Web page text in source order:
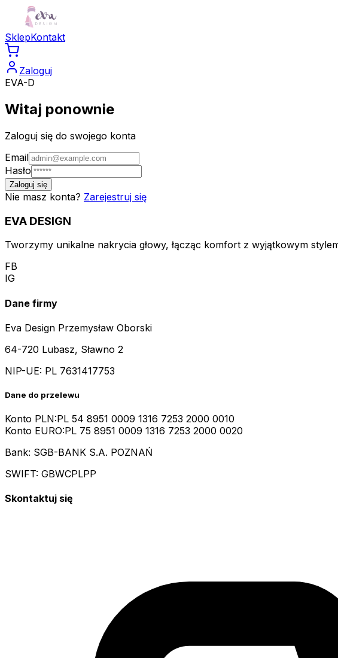
SklepKontakt
Zaloguj
EVA-D
Witaj ponownie
Zaloguj się do swojego konta
Email
Hasło
Zaloguj się
Nie masz konta? Zarejestruj się
EVA DESIGN
Tworzymy unikalne nakrycia głowy, łącząc komfort z wyjątkowym
FB
IG
Dane firmy
Eva Design Przemysław Oborski
64-720 Lubasz, Sławno 2
NIP-UE: PL 7631417753
Dane do przelewu
Konto PLN:PL 54 8951 0009 1316 7253 2000 0010
Konto EURO:PL 75 8951 0009 1316 7253 2000 0020
Bank: SGB-BANK S.A. POZNAŃ
SWIFT: GBWCPLPP
Skontaktuj się